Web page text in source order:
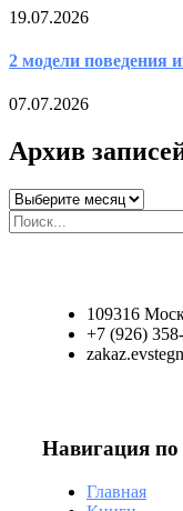
19.07.2026
2 модели поведения
07.07.2026
Архив
Архив
записей
109316
+7 (926)
Навигация по
Главная